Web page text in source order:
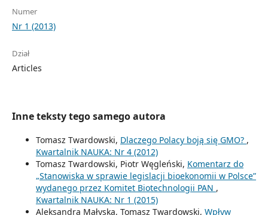
Numer
Nr 1 (2013)
Dział
Articles
Inne teksty tego samego autora
Tomasz Twardowski, Dlaczego Polacy boją się GMO? ,
Kwartalnik NAUKA: Nr 4 (2012)
Tomasz Twardowski, Piotr Węgleński, Komentarz do
„Stanowiska w sprawie legislacji bioekonomii w Polsce”
wydanego przez Komitet Biotechnologii PAN ,
Kwartalnik NAUKA: Nr 1 (2015)
Aleksandra Małyska, Tomasz Twardowski, Wpływ